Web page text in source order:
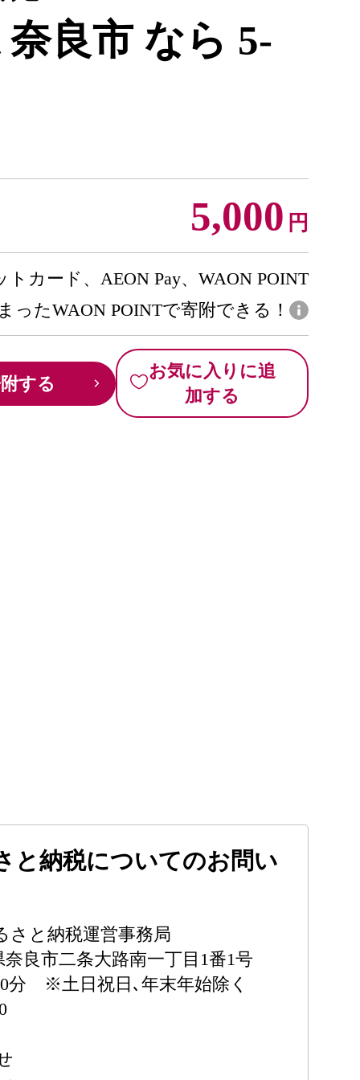
良市 なら 5-
5,000 円
トカード、AEON Pay、WAON POINT
ったWAON POINTで寄附できる！
する
お気に入りに追
加する
納税についてのお問い
と納税運営事務局
良市二条大路南一丁目1番1号
分 ※土日祝日､年末年始除く